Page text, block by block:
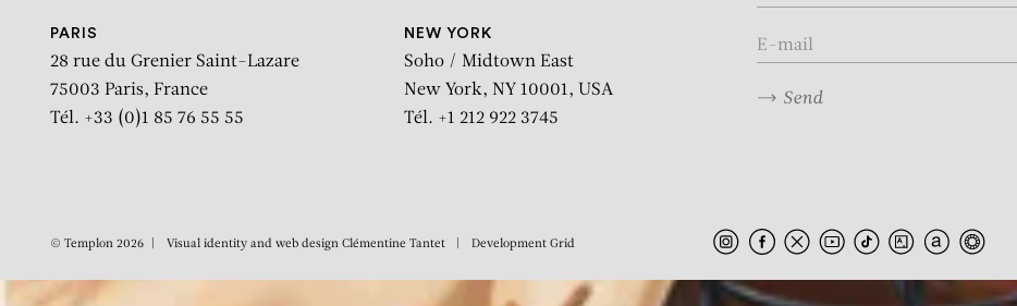
PARIS
28 rue du Grenier Saint-Lazare
75003 Paris, France
Tél. +33 (0)1 85 76 55 55
NEW YORK
Soho / Midtown East
New York, NY 10001, USA
Tél. +1 212 922 3745
Send
© Templon 2026 Visual identity and web design Clémentine Tantet Development Grid